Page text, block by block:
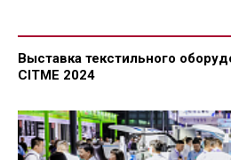
Выставка текстильного
CITME 2024